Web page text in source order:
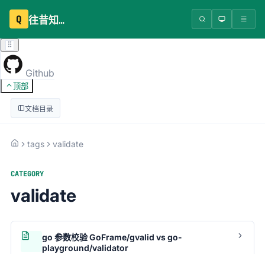
Q 往昔知识库
Github
顶部
文档目录
tags validate
CATEGORY
validate
go 参数校验 GoFrame/gvalid vs go-
playground/validator